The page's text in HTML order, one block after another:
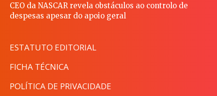
CEO da NASCAR revela obstáculos ao controlo de
despesas apesar do apoio geral
ESTATUTO EDITORIAL
FICHA TÉCNICA
POLÍTICA DE PRIVACIDADE